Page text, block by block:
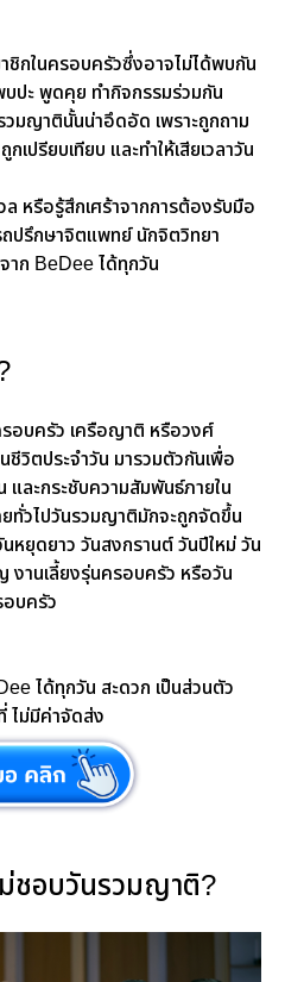
กในครอบครัวซึ่งอาจไม่ได้พบกัน
ปะ พูดคุย ทำกิจกรรมร่วมกัน
มญาตินั้นน่าอึดอัด เพราะถูกถาม
เปรียบเทียบ และทำให้เสียเวลาวัน
หรือรู้สึกเศร้าจากการต้องรับมือ
ปรึกษาจิตแพทย์ นักจิตวิทยา
ก BeDee ได้ทุกวัน
อบครัว เครือญาติ หรือวงศ์
วิตประจำวัน มารวมตัวกันเพื่อ
ละกระชับความสัมพันธ์ภายใน
ทั่วไปวันรวมญาติมักจะถูกจัดขึ้น
หยุดยาว วันสงกรานต์ วันปีใหม่ วัน
งานเลี้ยงรุ่นครอบครัว หรือวัน
บครัว
ได้ทุกวัน สะดวก เป็นส่วนตัว
ไม่มีค่าจัดส่ง
ม่ชอบวันรวมญาติ?